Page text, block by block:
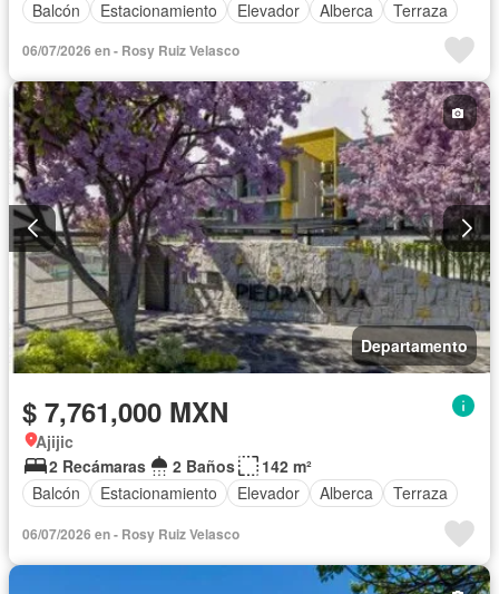
Balcón
Estacionamiento Elevador Alberca Terraza
06/07/2026 en - Rosy Ruiz Velasco
Departamento
$ 7,761,000 MXN
Ajijic
2 Recámaras
2 Baños
142 m²
Balcón
Estacionamiento Elevador Alberca Terraza
06/07/2026 en - Rosy Ruiz Velasco